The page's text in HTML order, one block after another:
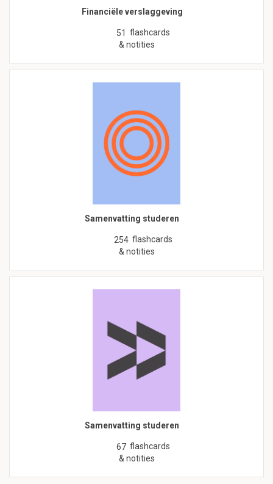
Financiële verslaggeving
51 flashcards
& notities
Samenvatting studeren
254 flashcards
& notities
Samenvatting studeren
67 flashcards
& notities